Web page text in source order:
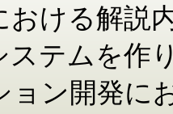
おける解説
ステムを作
ョン開発に